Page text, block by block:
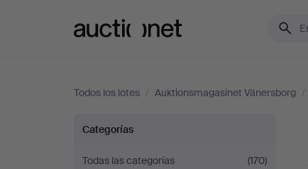
Todos los lotes / Auktionsmagasinet Vänersborg /
Mesas
Categorías
Todas las categorías
(170)